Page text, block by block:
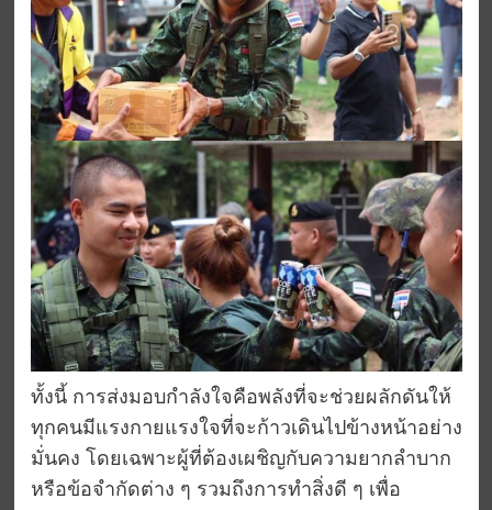
ทั้งนี้ การส่งมอบกำลังใจคือพลังที่จะช่วยผลักดันให้
ทุกคนมีแรงกายแรงใจที่จะก้าวเดินไปข้างหน้าอย่าง
มั่นคง โดยเฉพาะผู้ที่ต้องเผชิญกับความยากลำบาก
หรือข้อจำกัดต่าง ๆ รวมถึงการทำสิ่งดี ๆ เพื่อ